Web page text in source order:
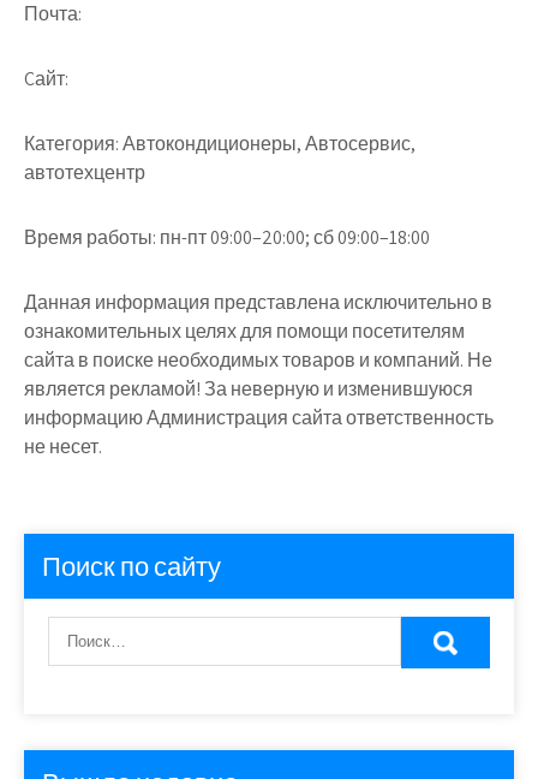
Почта:
Cайт:
Категория:Автокондиционеры, Автосервис,
автотехцентр
Время работы: пн-пт 09:00–20:00; сб 09:00–18:00
Данная информация представлена исключительно в
ознакомительных целях для помощи посетителям
сайта в поиске необходимых товаров и компаний. Не
является рекламой! За неверную и изменившуюся
информацию Администрация сайта ответственность
не несет.
Поиск по сайту